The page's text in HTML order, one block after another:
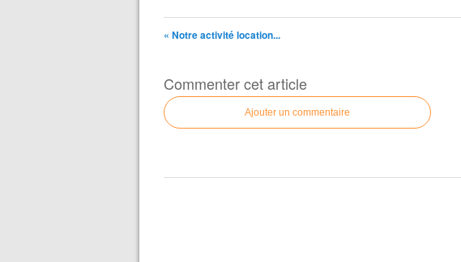
« Notre activité location...
Commenter cet article
Ajouter un commentaire